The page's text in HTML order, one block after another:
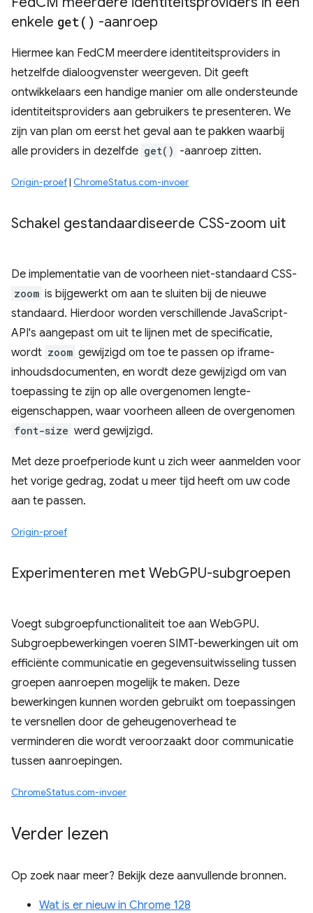
enkele get( ) -aanroep
Hiermee kan FedCM meerdere identiteitsproviders in
hetzelfde dialoogvenster weergeven. Dit geeft
ontwikkelaars een handige manier om alle ondersteunde
identiteitsproviders aan gebruikers te presenteren. We
zijn van plan om eerst het geval aan te pakken waarbij
alle providers in dezelfde get() -aanroep zitten.
Origin-proef| ChromeStatus.com-invoer
Schakel gestandaardiseerde CSS-zoom uit
De implementatie van de voorheen niet-standaard CSS-
zoom is bijgewerkt om aan te sluiten bij de nieuwe
standaard. Hierdoor worden verschillende JavaScript-
API's aangepast om uit te lijnen met de specificatie,
wordt zoom gewijzigd om toe te passen op iframe-
inhoudsdocumenten, en wordt deze gewijzigd om van
toepassing te zijn op alle overgenomen lengte-
eigenschappen, waar voorheen alleen de overgenomen
font-size werd gewijzigd.
Met deze proefperiode kunt u zich weer aanmelden voor
het vorige gedrag, zodat u meer tijd heeft om uw code
aan te passen.
Origin-proef
Experimenteren met WebGPU-subgroepen
Voegt subgroepfunctionaliteit toe aan WebGPU.
Subgroepbewerkingen voeren SIMT-bewerkingen uit om
efficiënte communicatie en gegevensuitwisseling tussen
groepen aanroepen mogelijk te maken. Deze
bewerkingen kunnen worden gebruikt om toepassingen
te versnellen door de geheugenoverhead te
verminderen die wordt veroorzaakt door communicatie
tussen aanroepingen.
ChromeStatus.com-invoer
Verder lezen
Op zoek naar meer? Bekijk deze aanvullende bronnen.
Wat is er nieuw in Chrome 128